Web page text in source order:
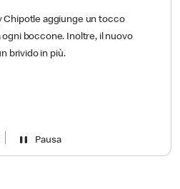
Chipotle aggiunge un tocco
boccone. Inoltre, il nuovo
brivido in più.
Pausa